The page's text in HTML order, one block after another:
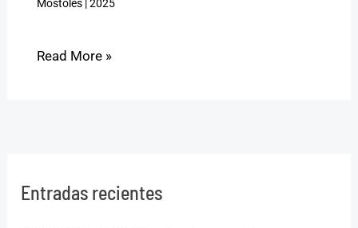
Móstoles|2025
Read More »
Entradas recientes